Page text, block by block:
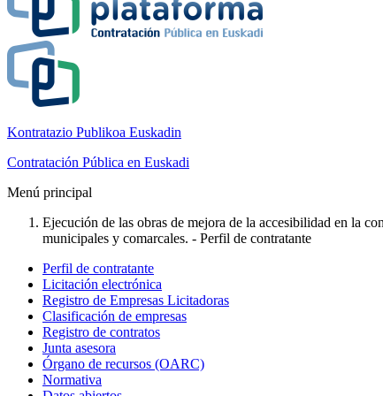
Kontratazio Publikoa Euskadin
Contratación Pública en Euskadi
Menú principal
Ejecución de las obras de mejora de la accesibilidad en la
municipales y comarcales. - Perfil de contratante
Perfil de contratante
Licitación electrónica
Registro de Empresas Licitadoras
Clasificación de empresas
Registro de contratos
Junta asesora
Órgano de recursos (OARC)
Normativa